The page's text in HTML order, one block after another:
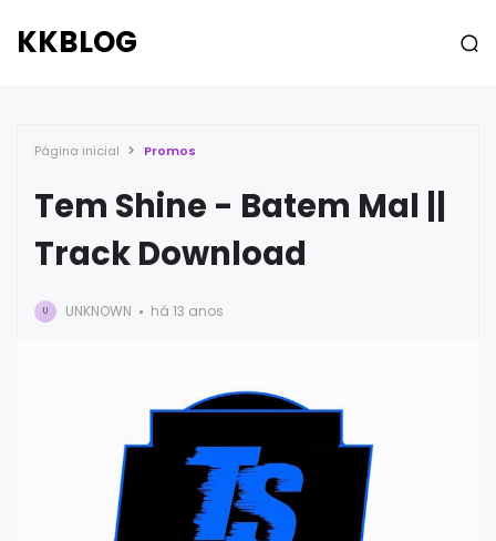
KKBLOG
Página inicial Promos
Tem Shine - Batem Mal ||
Track Download
U UNKNOWN há 13 anos